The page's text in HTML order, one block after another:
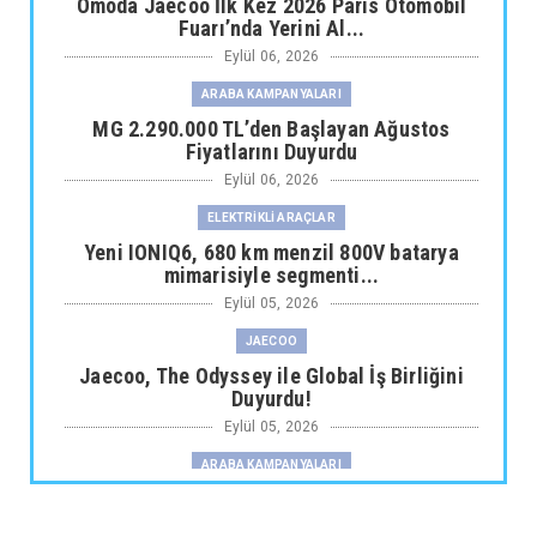
Omoda Jaecoo İlk Kez 2026 Paris Otomobil
Fuarı’nda Yerini Al...
Eylül 06, 2026
ARABA KAMPANYALARI
MG 2.290.000 TL’den Başlayan Ağustos
Fiyatlarını Duyurdu
Eylül 06, 2026
ELEKTRİKLİ ARAÇLAR
Yeni IONIQ6, 680 km menzil 800V batarya
mimarisiyle segmenti...
Eylül 05, 2026
JAECOO
Jaecoo, The Odyssey ile Global İş Birliğini
Duyurdu!
Eylül 05, 2026
ARABA KAMPANYALARI